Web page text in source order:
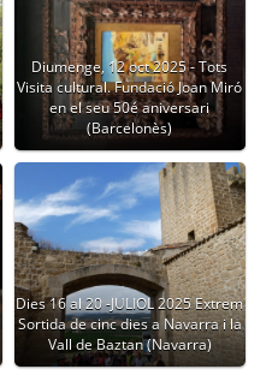
Diumenge, 12 oct 2025 - Tots
Visita cultural. Fundació Joan Miró
en el seu 50é aniversari
(Barcelonès)
Dies 16 al 20 -JULIOL 2025 Extrem
Sortida de cinc dies a Navarra i la
Vall de Baztan (Navarra)